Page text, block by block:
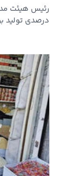
درصدی تولید